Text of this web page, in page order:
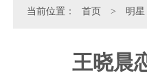
当前位置： 首页 > 明星
王晓晨